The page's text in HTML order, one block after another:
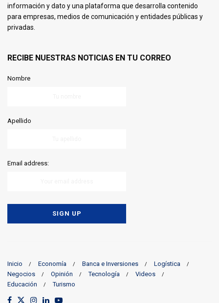
información y dato y una plataforma que desarrolla contenido
para empresas, medios de comunicación y entidades públicas y
privadas.
RECIBE NUESTRAS NOTICIAS EN TU CORREO
Nombre
Apellido
Email address:
Inicio Economía Banca e Inversiones
Logística
Negocios
Opinión Tecnología
Videos
Educación
Turismo